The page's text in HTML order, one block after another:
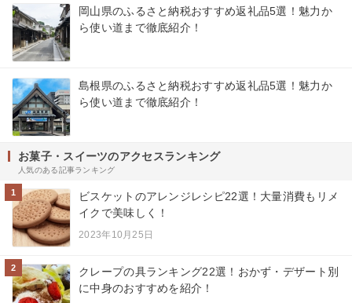
岡山県のふるさと納税おすすめ返礼品5選！魅力か
ら使い道まで徹底紹介！
島根県のふるさと納税おすすめ返礼品5選！魅力か
ら使い道まで徹底紹介！
お菓子・スイーツのアクセスランキング
人気のある記事ランキング
1
ビスケットのアレンジレシピ22選！大量消費もリメ
イクで美味しく！
2023年10月25日
2
クレープの具ランキング22選！おかず・デザート別
に中身のおすすめを紹介！